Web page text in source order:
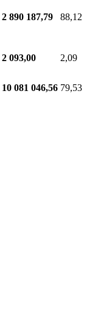
2 890 187,79 88,12
2 093,00 2,09
10 081 046,56 79,53